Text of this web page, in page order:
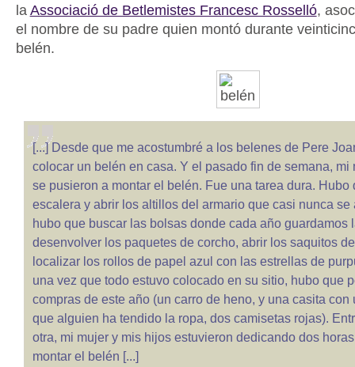
la Associació de Betlemistes Francesc Rosselló,
el nombre de su padre quien montó durante
belén.
[...] Desde que me acostumbré a los belenes de Pere
colocar un belén en casa. Y el pasado fin de semana, mi
se pusieron a montar el belén. Fue una tarea dura. Hubo
escalera y abrir los altillos del armario que casi nunca se
hubo que buscar las bolsas donde cada año guardamos
desenvolver los paquetes de corcho, abrir los saquitos
localizar los rollos de papel azul con las estrellas de
una vez que todo estuvo colocado en su sitio, hubo que
compras de este año (un carro de heno, y una casita con
que alguien ha tendido la ropa, dos camisetas rojas).
otra, mi mujer y mis hijos estuvieron dedicando dos
montar el belén [...]